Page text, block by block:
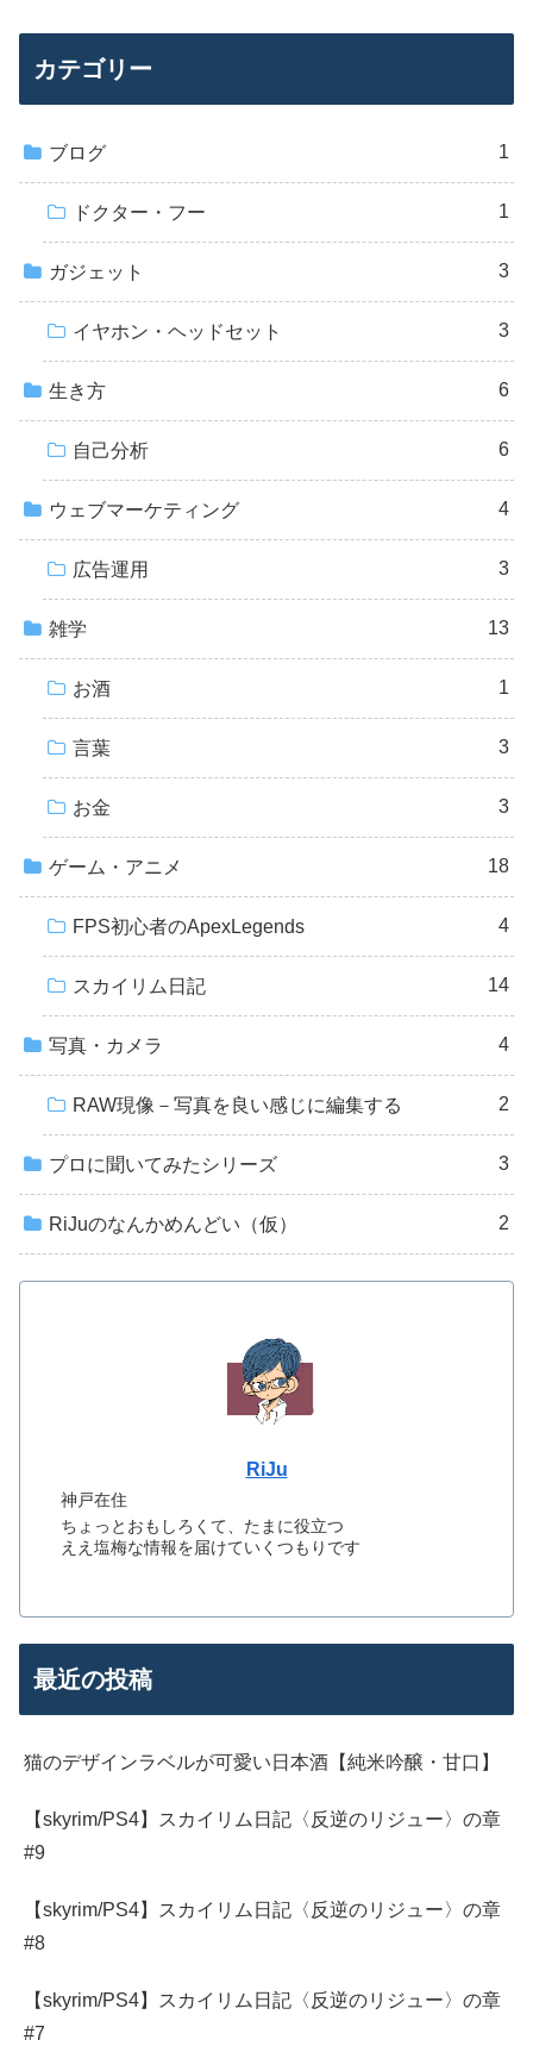
カテゴリー
ブログ 1
ドクター・フー 1
ガジェット 3
イヤホン・ヘッドセット 3
生き方 6
自己分析 6
ウェブマーケティング 4
広告運用 3
雑学 13
お酒 1
言葉 3
お金 3
ゲーム・アニメ 18
FPS初心者のApexLegends 4
スカイリム日記 14
写真・カメラ 4
RAW現像－写真を良い感じに編集する 2
プロに聞いてみたシリーズ 3
RiJuのなんかめんどい（仮） 2
RiJu
神戸在住
ちょっとおもしろくて、たまに役立つ
ええ塩梅な情報を届けていくつもりです
最近の投稿
猫のデザインラベルが可愛い日本酒【純米吟醸・甘口】
【skyrim/PS4】スカイリム日記〈反逆のリジュー〉の章
#9
【skyrim/PS4】スカイリム日記〈反逆のリジュー〉の章
#8
【skyrim/PS4】スカイリム日記〈反逆のリジュー〉の章
#7